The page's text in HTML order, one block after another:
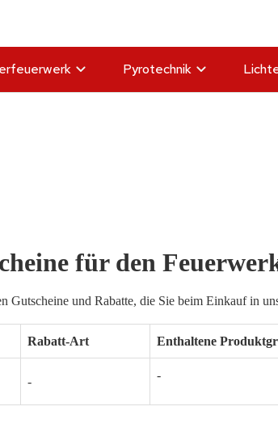
Pyrotechnik
für den
Gutscheine und Rabatte, die Sie beim Einkauf in
Rabatt-Art Enthaltene
- -